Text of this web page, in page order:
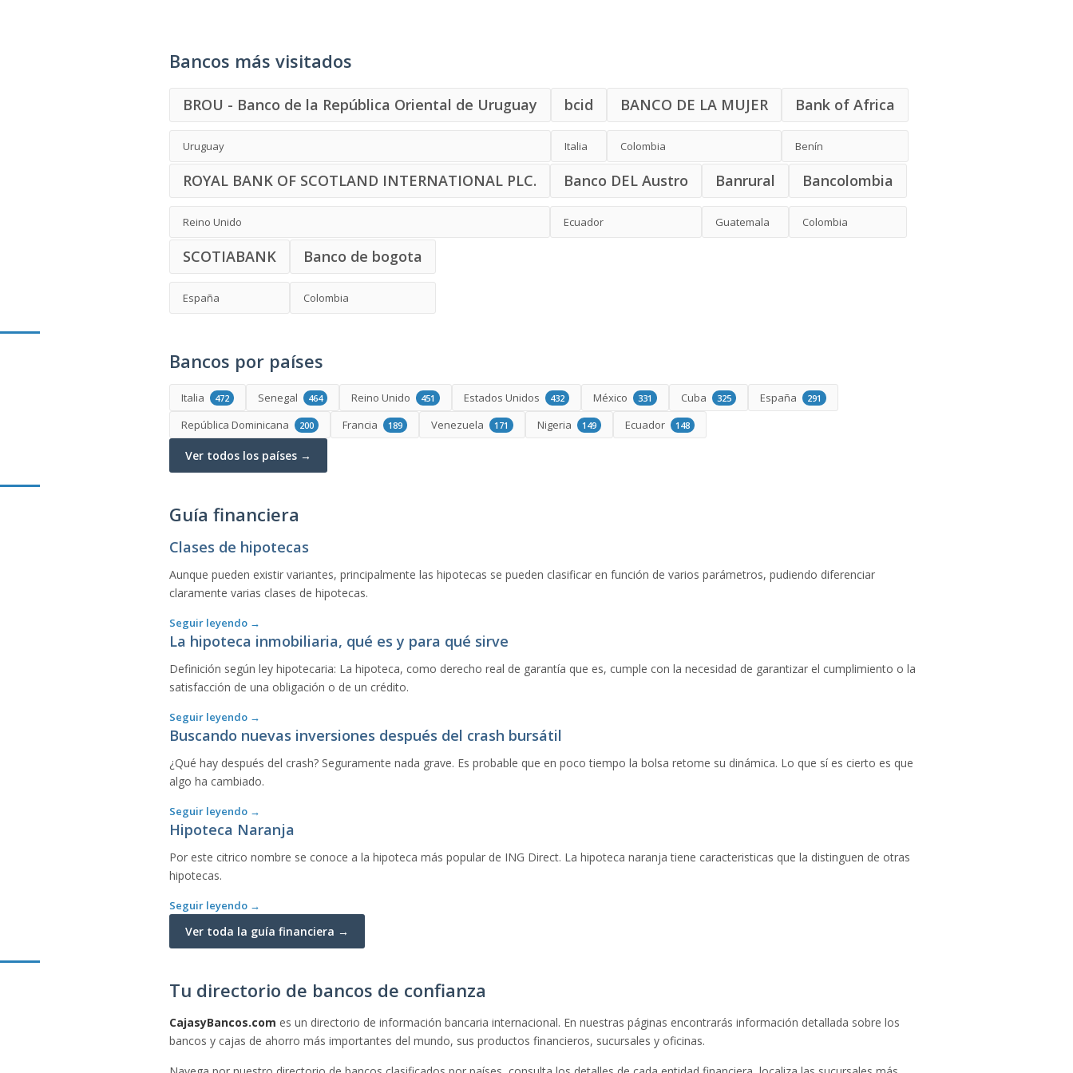
Bancos más visitados
BROU - Banco de la República Oriental de Uruguay
Uruguay
bcid
Italia
BANCO DE LA MUJER
Colombia
Bank of Africa
Benín
ROYAL BANK OF SCOTLAND INTERNATIONAL PLC.
Reino Unido
Banco DEL Austro
Ecuador
Banrural
Guatemala
Bancolombia
Colombia
SCOTIABANK
España
Banco de bogota
Colombia
Bancos por países
Italia 472 Senegal 464 Reino Unido 451 Estados Unidos 432 México 331 Cuba 325 España 291
República Dominicana 200 Francia 189 Venezuela 171 Nigeria 149 Ecuador 148
Ver todos los países →
Guía financiera
Clases de hipotecas
Aunque pueden existir variantes, principalmente las hipotecas se pueden clasificar en función de varios parámetros, pudiendo diferenciar
claramente varias clases de hipotecas.
Seguir leyendo →
La hipoteca inmobiliaria, qué es y para qué sirve
Definición según ley hipotecaria: La hipoteca, como derecho real de garantía que es, cumple con la necesidad de garantizar el cumplimiento o la
satisfacción de una obligación o de un crédito.
Seguir leyendo →
Buscando nuevas inversiones después del crash bursátil
¿Qué hay después del crash? Seguramente nada grave. Es probable que en poco tiempo la bolsa retome su dinámica. Lo que sí es cierto es que
algo ha cambiado.
Seguir leyendo →
Hipoteca Naranja
Por este citrico nombre se conoce a la hipoteca más popular de ING Direct. La hipoteca naranja tiene caracteristicas que la distinguen de otras
hipotecas.
Seguir leyendo →
Ver toda la guía financiera →
Tu directorio de bancos de confianza
CajasyBancos.com es un directorio de información bancaria internacional. En nuestras páginas encontrarás información detallada sobre los
bancos y cajas de ahorro más importantes del mundo, sus productos financieros, sucursales y oficinas.